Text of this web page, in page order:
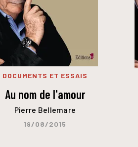
DOCUMENTS ET ESSAIS
Au nom de l'amour
Pierre Bellemare
19/08/2015